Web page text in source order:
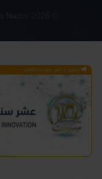
إعلان خاص بمرحباناظور